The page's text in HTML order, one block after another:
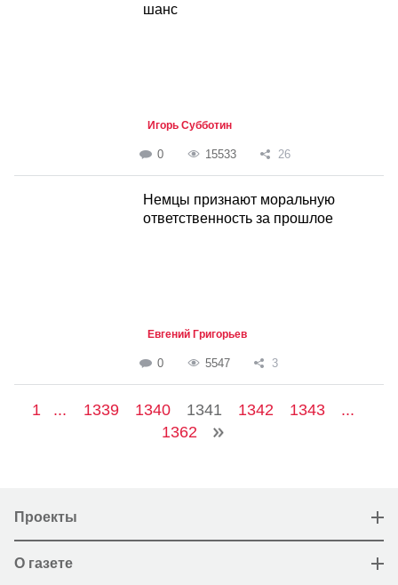
шанс
Игорь Субботин
0 15533 26
Немцы признают моральную
ответственность за прошлое
Евгений Григорьев
0 5547 3
1 ... 1339 1340 1341 1342 1343
...
1362
Проекты
О газете